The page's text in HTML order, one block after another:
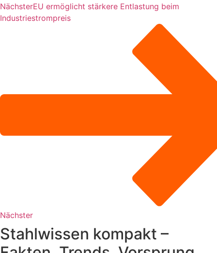
NächsterEU ermöglicht stärkere Entlastung beim
Industriestrompreis
Nächster
Stahlwissen kompakt –